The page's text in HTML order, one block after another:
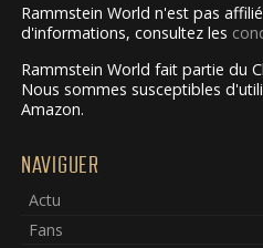
Rammstein World n'est pas
d'informations, consultez les
Rammstein World fait partie du
Nous sommes susceptibles
Amazon.
NAVIGUER
Actu
Fans